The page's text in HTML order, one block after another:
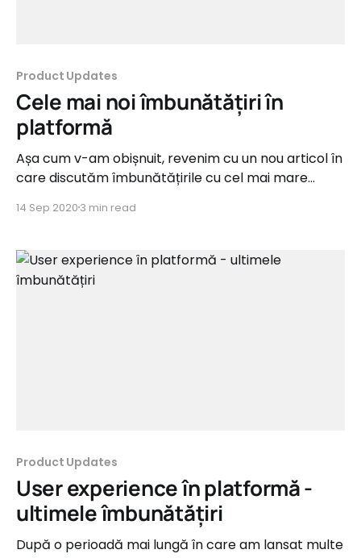
Product Updates
Cele mai noi îmbunătățiri în
platformă
Așa cum v-am obișnuit, revenim cu un nou articol în
care discutăm îmbunătățirile cu cel mai mare
continuat în a strânge șuruburi și a regla
plăcută, atât pe desktop, cât și
14 Sep 2020 3 min read
Product Updates
User experience în platformă -
ultimele îmbunătățiri
După o perioadă mai lungă în care am lansat multe